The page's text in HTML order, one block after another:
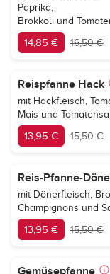
Paprika,
Brokkoli und
14,85 € 16,50 €
Reispfanne Hack
mit Hackfleisch,
Mais und
13,95 € 15,50 €
Reis-Pfanne-
mit Dönerfleisch,
Champignons und
13,95 € 15,50 €
Gemüsepfanne